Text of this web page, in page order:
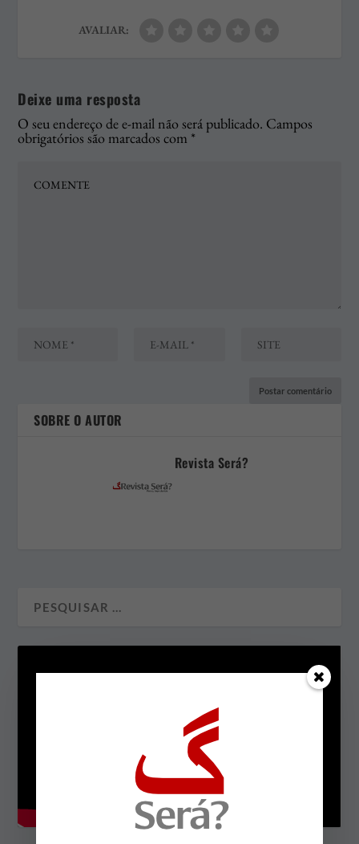
AVALIAR:
Deixe uma resposta
O seu endereço de e-mail não será publicado. Campos
obrigatórios são marcados com *
SOBRE O AUTOR
Revista Será?